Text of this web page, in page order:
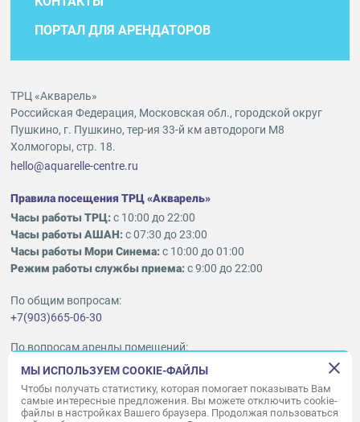
ПОРТАЛ ДЛЯ АРЕНДАТОРОВ
ТРЦ «Акварель»
Российская Федерация, Московская обл., городской округ
Пушкино, г. Пушкино, тер-ия 33-й км автодороги М8
Холмогоры, стр. 18.
hello@aquarelle-centre.ru
Правила посещения ТРЦ «Акварель»
Часы работы ТРЦ:с 10:00 до 22:00
Часы работы АШАН:с 07:30 до 23:00
Часы работы Мори Синема:с 10:00 до 01:00
Режим работы службы приема:с 9:00 до 22:00
По общим вопросам:
+7(903)665-06-30
По вопросам аренды помещений:
ukleykina@nhood.com
+7(903)665-98-78
© ООО «Акварель» 2010–2026.
МЫ ИСПОЛЬЗУЕМ COOKIE-ФАЙЛЫ
Чтобы получать статистику, которая помогает показывать Вам
самые интересные предложения. Вы можете отключить cookie-
файлы в настройках Вашего браузера. Продолжая пользоваться